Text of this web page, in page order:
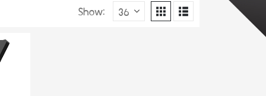
Show: